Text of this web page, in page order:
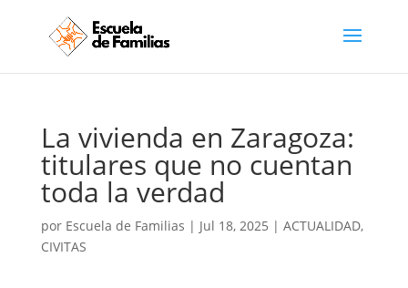
La vivienda en Zaragoza:
titulares que no cuentan
toda la verdad
por Escuela de Familias | Jul 18, 2025 | ACTUALIDAD,
CIVITAS